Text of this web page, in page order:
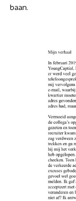
baan.